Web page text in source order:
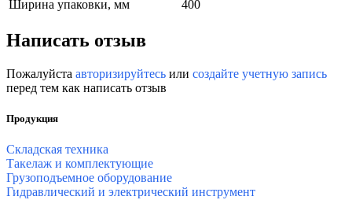
Ширина упаковки, мм
400
Написать отзыв
Пожалуйста авторизируйтесь или создайте учетную запись
перед тем как написать отзыв
Продукция
Складская техника
Такелаж и комплектующие
Грузоподъемное оборудование
Гидравлический и электрический инструмент